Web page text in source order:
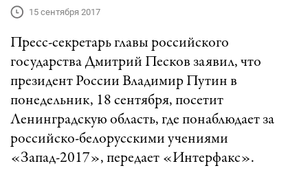
15 сентября 2017
Пресс-секретарь главы российского
государства Дмитрий Песков заявил, что
президент России Владимир Путин в
понедельник, 18 сентября, посетит
Ленинградскую область, где понаблюдает за
российско-белорусскими учениями
«Запад-2017», передает «Интерфакс».